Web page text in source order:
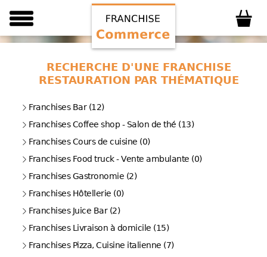
RECHERCHE D'UNE FRANCHISE
RESTAURATION PAR THÉMATIQUE
Franchises Bar (12)
Franchises Coffee shop - Salon de thé (13)
Franchises Cours de cuisine (0)
Franchises Food truck - Vente ambulante (0)
Franchises Gastronomie (2)
Franchises Hôtellerie (0)
Franchises Juice Bar (2)
Franchises Livraison à domicile (15)
Franchises Pizza, Cuisine italienne (7)